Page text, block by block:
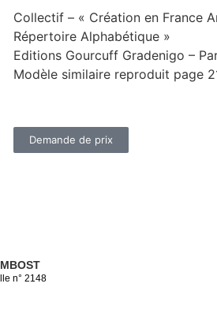
Collectif – « Création en France
Répertoire Alphabétique »
Editions Gourcuff Gradenigo –
Modèle similaire reproduit page
Demande de prix
n° 2148